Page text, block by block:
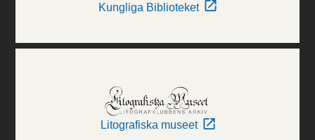
Kungliga Biblioteket
Litografiska museet